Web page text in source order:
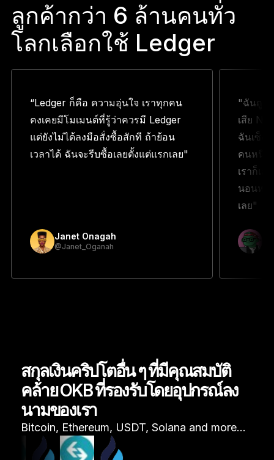
ลูกค้ากว่า 6 ล้านคนทั่ว
โลกเลือกใช้ Ledger
“Ledger ก็คือ ความอุ่นใจ เราทุกคน
คงเคยมีโมเมนต์ที่รู้ว่าควรมี Ledger
แต่ยังไม่ได้ลงมือสั่งซื้อสักที ถ้าย้อน
เวลาได้ ฉันจะรีบซื้อเลยตั้งแต่แรกเลย"
Janet Onagah
@Janet_Oganah
"ฉันถูก
เสีย
ฉันเซ็ง
คนหนึ่ง
เราก็เ
นอนหลั
เลย"
สกุลเงินคริปโตอื่น ๆ ที่มีคุณสมบัติ
คล้าย OKB ที่รองรับโดยอุปกรณ์ลง
นามของเรา
Bitcoin, Ethereum, USDT, Solana and more…